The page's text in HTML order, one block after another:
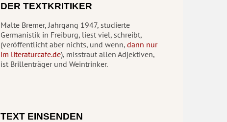
DER TEXTKRITIKER
Malte Bremer, Jahrgang 1947, studierte
Germanistik in Freiburg, liest viel, schreibt,
(veröffentlicht aber nichts, und wenn, dann nur
im literaturcafe.de), misstraut allen Adjektiven,
ist Brillenträger und Weintrinker.
TEXT EINSENDEN